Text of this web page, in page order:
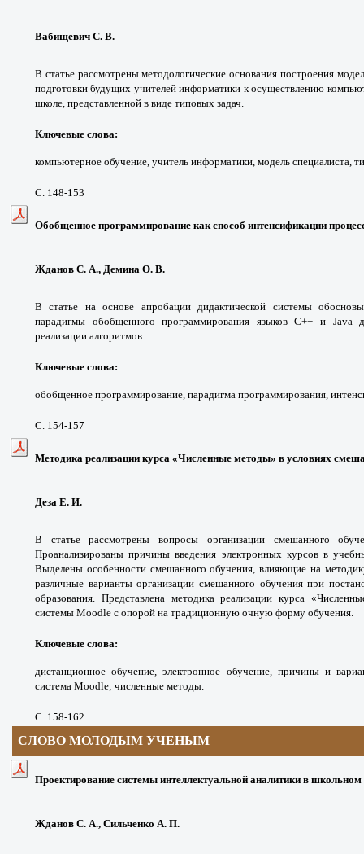
Вабищевич С. В.
В статье рассмотрены методологические основания построения
подготовки будущих учителей информатики к осуществлению
школе, представленной в виде типовых задач.
Ключевые слова:
компьютерное обучение, учитель информатики, модель специалиста,
С. 148-153
Обобщенное программирование как способ интенсификации
Жданов С. А., Демина О. В.
В статье на основе апробации дидактической системы
парадигмы обобщенного программирования языков С++ и Java
реализации алгоритмов.
Ключевые слова:
обобщенное программирование, парадигма программирования,
С. 154-157
Методика реализации курса «Численные методы» в условиях
Деза Е. И.
В статье рассмотрены вопросы организации смешанного
Проанализированы причины введения электронных курсов в
Выделены особенности смешанного обучения, влияющие на
различные варианты организации смешанного обучения при
образования. Представлена методика реализации курса
системы Moodle с опорой на традиционную очную форму обучения.
Ключевые слова:
дистанционное обучение, электронное обучение, причины и
система Moodle; численные методы.
С. 158-162
СЛОВО МОЛОДЫМ УЧЕНЫМ
Проектирование системы интеллектуальной аналитики в
Жданов С. А., Сильченко А. П.